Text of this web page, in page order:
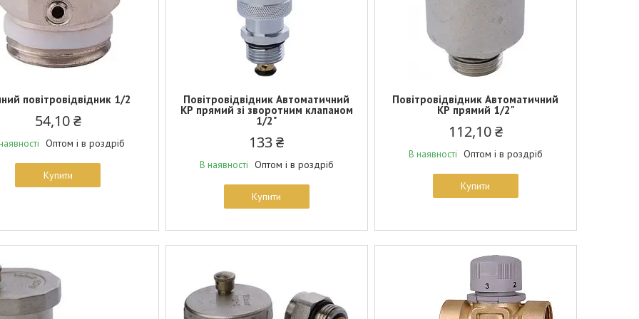
повітровідвідник 1/2
54,10 ₴
Оптом і в роздріб
Купити
Повітровідвідник Автоматичний
КР прямий зі зворотним клапаном
1/2"
133 ₴
В наявності Оптом і в роздріб
Купити
Повітровідвідник Автоматичний
КР прямий 1/2"
112,10 ₴
В наявності Оптом і в роздріб
Купити